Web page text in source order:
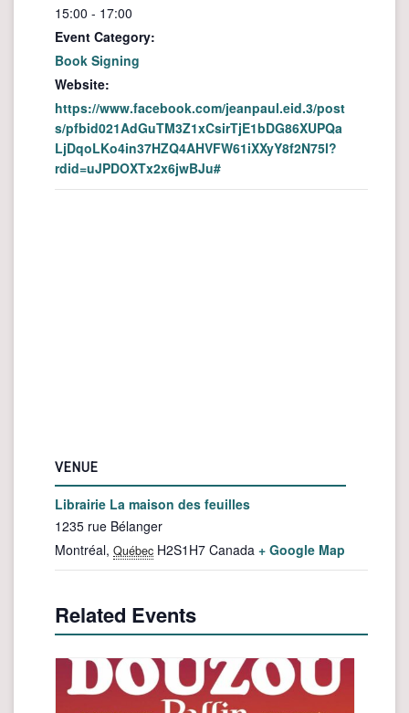
15:00 - 17:00
Event Category:
Book Signing
Website:
https://www.facebook.com/jeanpaul.eid.3/post
s/pfbid021AdGuTM3Z1xCsirTjE1bDG86XUPQa
LjDqoLKo4in37HZQ4AHVFW61iXXyY8f2N75l?
rdid=uJPDOXTx2x6jwBJu#
VENUE
Librairie La maison des feuilles
1235 rue Bélanger
Montréal, Québec H2S1H7 Canada + Google Map
Related Events